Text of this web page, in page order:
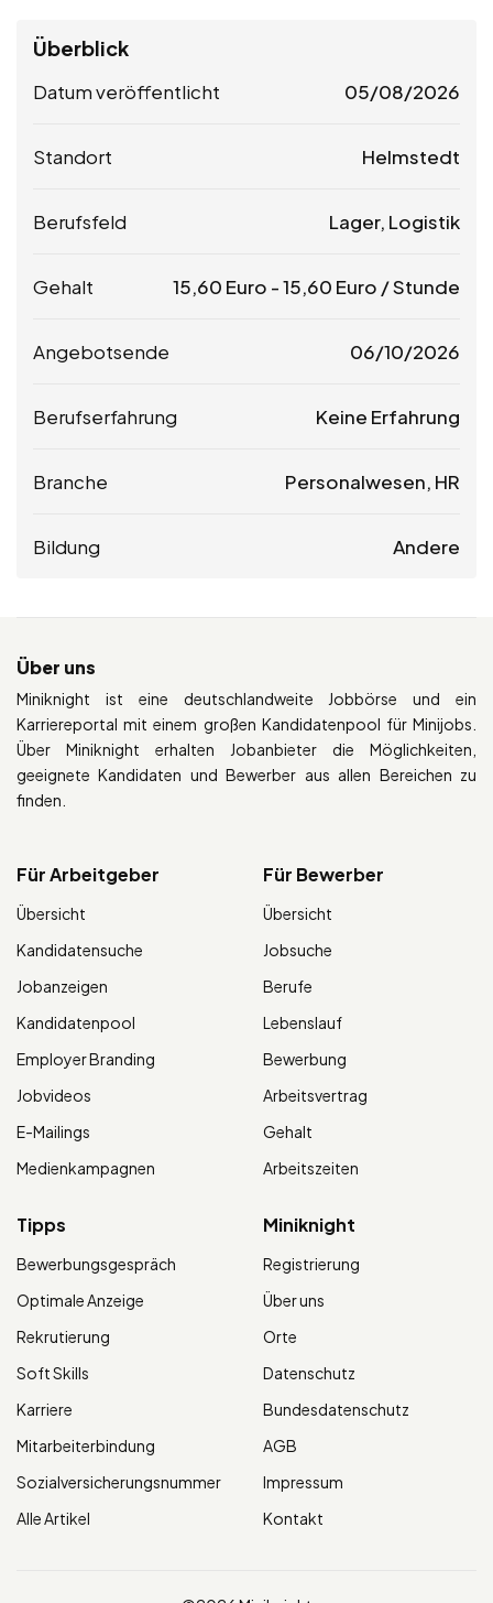
Überblick
Datum veröffentlicht 05/08/2026
Standort Helmstedt
Berufsfeld Lager, Logistik
Gehalt 15,60 Euro -15,60 Euro / Stunde
Angebotsende 06/10/2026
Berufserfahrung Keine Erfahrung
Branche Personalwesen, HR
Bildung Andere
Über uns
Miniknight ist eine deutschlandweite Jobbörse und ein
Karriereportal mit einem großen Kandidatenpool für Minijobs.
Über Miniknight erhalten Jobanbieter die Möglichkeiten,
geeignete Kandidaten und Bewerber aus allen Bereichen zu
finden.
Für Arbeitgeber
Übersicht
Kandidatensuche
Jobanzeigen
Kandidatenpool
Employer Branding
Jobvideos
E-Mailings
Medienkampagnen
Für Bewerber
Übersicht
Jobsuche
Berufe
Lebenslauf
Bewerbung
Arbeitsvertrag
Gehalt
Arbeitszeiten
Tipps
Bewerbungsgespräch
Optimale Anzeige
Rekrutierung
Soft Skills
Karriere
Mitarbeiterbindung
Sozialversicherungsnummer
Alle Artikel
Miniknight
Registrierung
Über uns
Orte
Datenschutz
Bundesdatenschutz
AGB
Impressum
Kontakt